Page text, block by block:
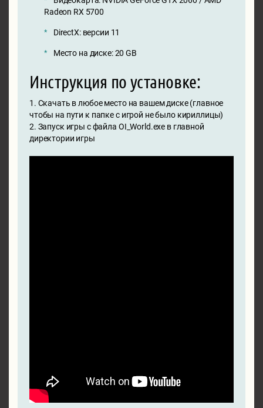
Radeon RX 5700
DirectX: версии 11
Место на диске: 20 GB
Инструкция по установке:
1. Скачать в любое место на вашем диске (главное
чтобы на пути к папке с игрой не было кириллицы)
2. Запуск игры с файла OI_World.exe в главной
директории игры